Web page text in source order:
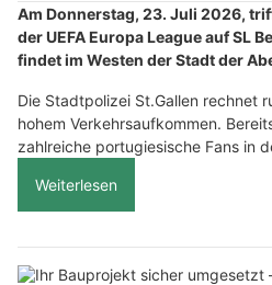
Am Donnerstag, 23. Juli 2026,
der UEFA Europa League auf SL
findet im Westen der Stadt der
Die Stadtpolizei St.Gallen rechnet
hohem Verkehrsaufkommen.
zahlreiche portugiesische Fans in
Weiterlesen